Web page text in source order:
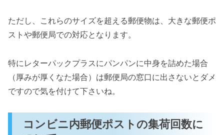
ただし、これらのサイズを超える郵便物は、大きな郵便ポ
ストや郵便局での対応となります。
特にレターパックプラスにパンパンに中身を詰めた場合
（厚みが厚くなた場合）は郵便局の窓口に出さないとダメ
ですので気を付けて下さいね。
コンビニ内郵便ポストの集荷回数に